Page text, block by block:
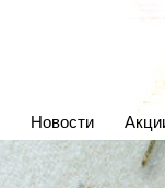
Новости